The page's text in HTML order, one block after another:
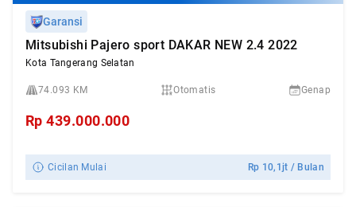
Garansi
Mitsubishi Pajero sport DAKAR NEW 2.4 2022
Kota Tangerang Selatan
74.093 KM Otomatis Genap
Rp439.000.000
Cicilan Mulai Rp 10,1jt / Bulan